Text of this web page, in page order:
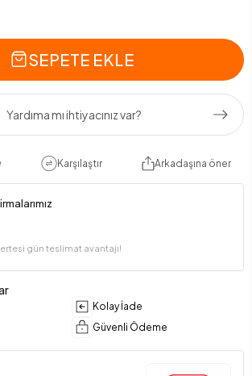
SEPETE EKLE
Yardıma mı ihtiyacınız var?
Karşılaştır Arkadaşına öner
gün teslimat avantajı!
Kolay İade
Güvenli Ödeme